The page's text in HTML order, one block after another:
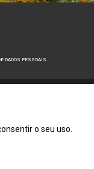
o seu uso.
DADOS PESSOAIS